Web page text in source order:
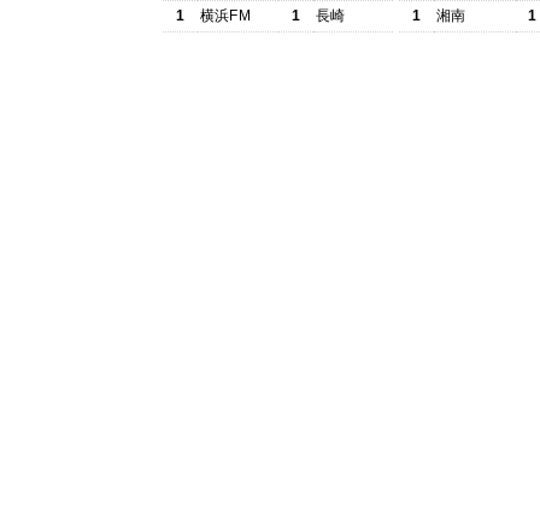
1
横浜FM 1 長崎
1
湘南 1